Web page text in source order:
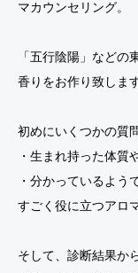
マカウンセリング。
「五行陰陽」などの
香りをお作り致します
初めにいくつかの質
・生まれ持った体質
・分かっているよう
すごく役に立つアロ
そして、診断結果か